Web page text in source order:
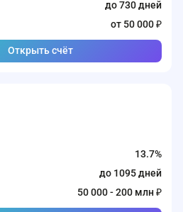
до 730 дней
от 50 000 ₽
Открыть счёт
13.7%
до 1095 дней
50 000 - 200 млн ₽